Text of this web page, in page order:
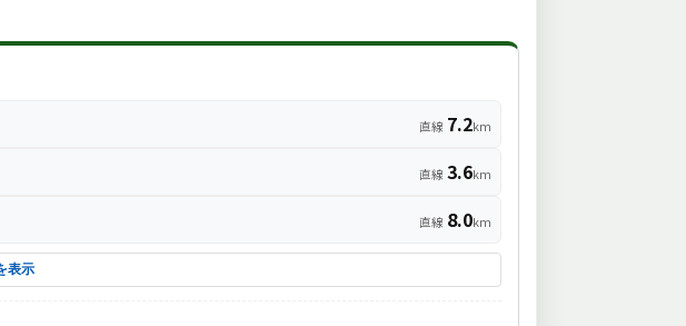
直線 7.2km
直線 3.6km
直線 8.0km
表示